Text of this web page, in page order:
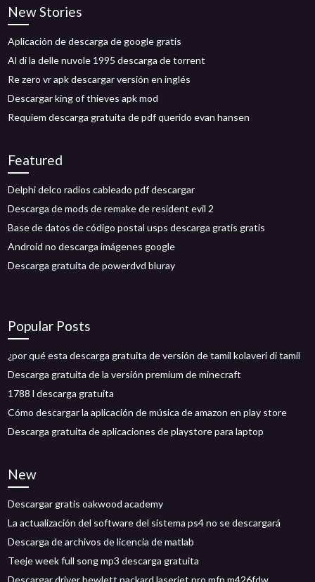
New Stories
Aplicación de descarga de google gratis
Al di la delle nuvole 1995 descarga de torrent
Re zero vr apk descargar versión en inglés
Descargar king of thieves apk mod
Requiem descarga gratuita de pdf querido evan hansen
Featured
Delphi delco radios cableado pdf descargar
Descarga de mods de remake de resident evil 2
Base de datos de código postal usps descarga gratis gratis
Android no descarga imágenes google
Descarga gratuita de powerdvd bluray
Popular Posts
¿por qué esta descarga gratuita de versión de tamil kolaveri di tamil
Descarga gratuita de la versión premium de minecraft
1788 l descarga gratuita
Cómo descargar la aplicación de música de amazon en play store
Descarga gratuita de aplicaciones de playstore para laptop
New
Descargar gratis oakwood academy
La actualización del software del sistema ps4 no se descargará
Descarga de archivos de licencia de matlab
Teeje week full song mp3 descarga gratuita
Descargar driver hewlett packard laserjet pro mfp m426fdw